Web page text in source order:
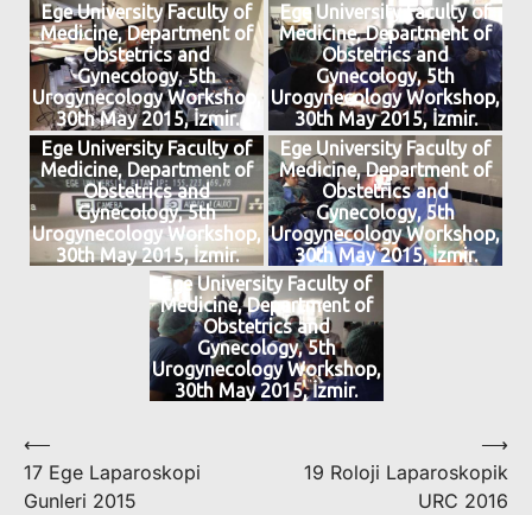
Ege University Faculty of
Medicine, Department of
Obstetrics and
Gynecology, 5th
Urogynecology Workshop,
30th May 2015, İzmir.
Ege University Faculty of
Medicine, Department of
Obstetrics and
Gynecology, 5th
Urogynecology Workshop,
30th May 2015, İzmir.
Ege University Faculty of
Medicine, Department of
Obstetrics and
Gynecology, 5th
Urogynecology Workshop,
30th May 2015, İzmir.
Ege University Faculty of
Medicine, Department of
Obstetrics and
Gynecology, 5th
Urogynecology Workshop,
30th May 2015, İzmir.
Ege University Faculty of
Medicine, Department of
Obstetrics and
Gynecology, 5th
Urogynecology Workshop,
30th May 2015, İzmir.
Yazı
gezinmesi
⟵
17 Ege Laparoskopi
Gunleri 2015
19 Roloji Laparoskopik
URC 2016
⟶